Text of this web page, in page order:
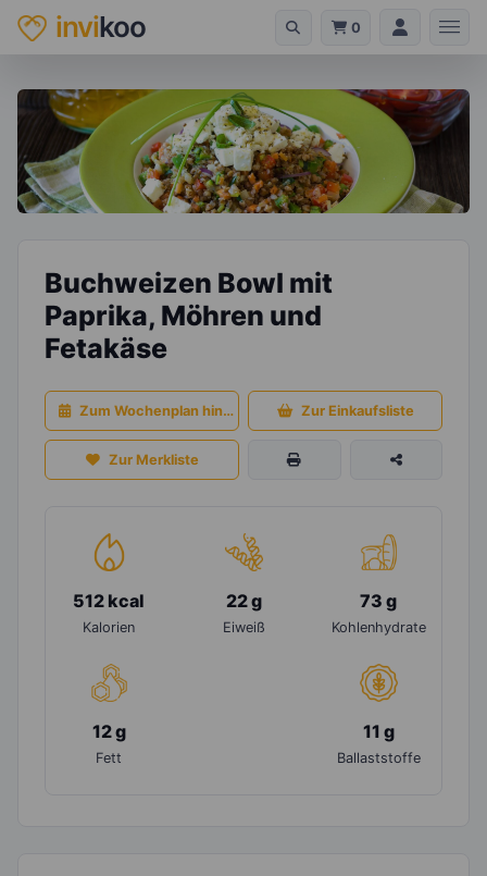
invikoo 0
Buchweizen Bowl mit
Paprika, Möhren und
Fetakäse
Zum Wochenplan hinzufügen Zur Einkaufsliste
Zur Merkliste
512 kcal
Kalorien
22 g
Eiweiß
73 g
Kohlenhydrate
12 g
Fett
11 g
Ballaststoffe